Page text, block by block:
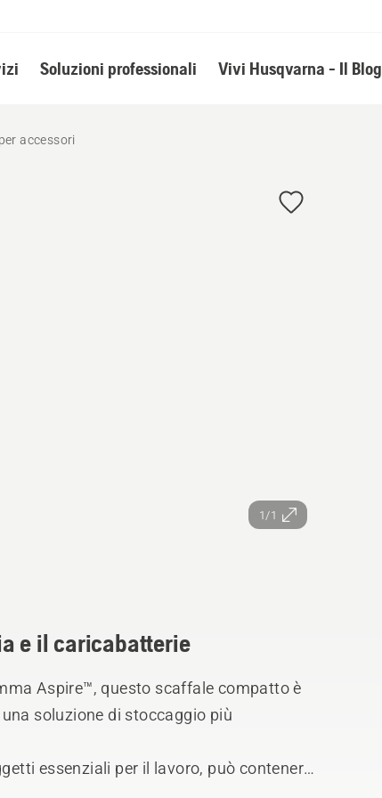
Soluzioni professionali Vivi Husqvarna - Il Blog
accessori
1/1
e il caricabatterie
Aspire™, questo scaffale compatto è
soluzione di stoccaggio più
essenziali per il lavoro, può contenere